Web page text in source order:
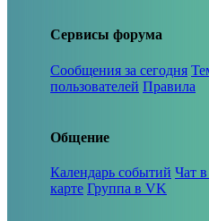
Сервисы форума
Сообщения за сегодня
пользователей Правила
Общение
Календарь событий Чат
карте Группа в VK